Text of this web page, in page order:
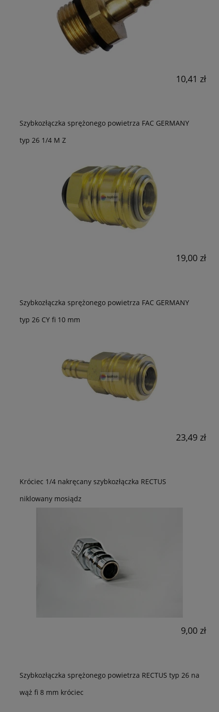
10,41 zł
Szybkozłączka sprężonego powietrza FAC GERMANY
typ 26 1/4 M Z
19,00 zł
Szybkozłączka sprężonego powietrza FAC GERMANY
typ 26 CY fi 10 mm
23,49 zł
Króciec 1/4 nakręcany szybkozłączka RECTUS
niklowany mosiądz
9,00 zł
Szybkozłączka sprężonego powietrza RECTUS typ 26 na
wąż fi 8 mm króciec